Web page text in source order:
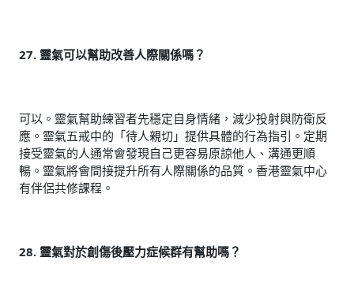
27. 靈氣可以幫助改善人際關係嗎？
可以。靈氣幫助練習者先穩定自身情緒，減少投射與防衛反
應。靈氣五戒中的「待人親切」提供具體的行為指引。定期
接受靈氣的人通常會發現自己更容易原諒他人、溝通更順
暢。靈氣將會間接提升所有人際關係的品質。香港靈氣中心
有伴侶共修課程。
28. 靈氣對於創傷後壓力症候群有幫助嗎？